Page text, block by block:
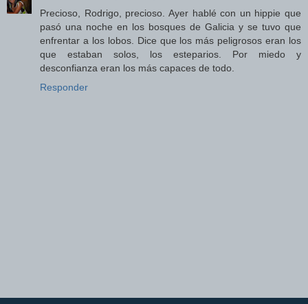
Precioso, Rodrigo, precioso. Ayer hablé con un hippie que
pasó una noche en los bosques de Galicia y se tuvo que
enfrentar a los lobos. Dice que los más peligrosos eran los
que estaban solos, los esteparios. Por miedo y
desconfianza eran los más capaces de todo.
Responder